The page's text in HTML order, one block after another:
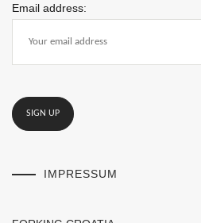
Email address:
IMPRESSUM